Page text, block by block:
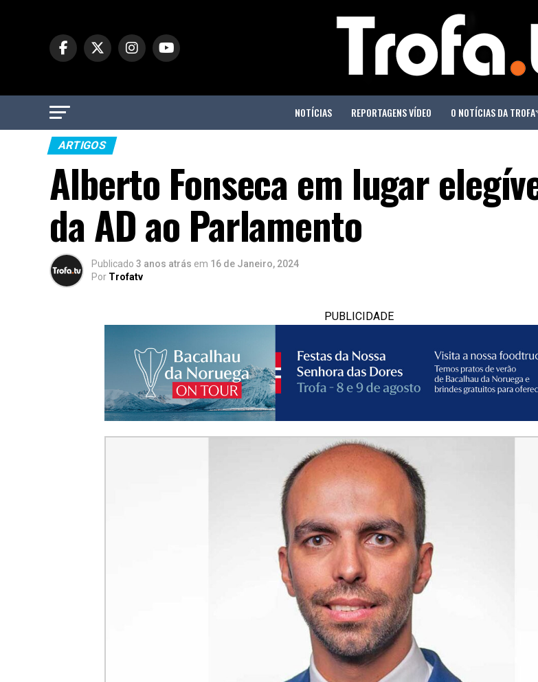
NOTÍCIAS REPORTAGENS VÍDEO O NOTÍCIAS DA
ARTIGOS
Alberto Fonseca em lugar
da AD ao Parlamento
Publicado 3 anos atrás em 16 de Janeiro, 2024
Por Trofatv
PUBLICIDADE